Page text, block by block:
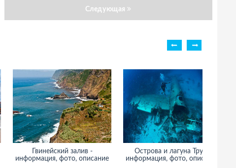
Следующая
Гвинейский залив -
информация, фото, описание
Острова и лагуна Трук -
информация, фото, описание